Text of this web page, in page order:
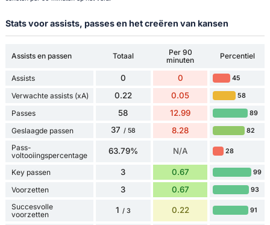
Stats voor assists, passes en het creëren van kansen
Assists en passen Totaal
Per 90
minuten
Percentiel
Assists 0 0 45
Verwachte assists (xA) 0.22 0.05 58
Passes 58 12.99 89
Geslaagde passen 37 / 58 8.28 82
Pass-
voltooiingspercentage
63.79% N/A 28
Key passen 3 0.67 99
Voorzetten 3 0.67 93
Succesvolle
voorzetten
1 / 3 0.22 91